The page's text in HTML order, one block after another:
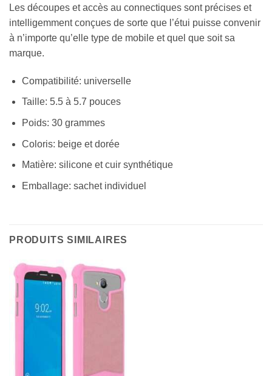
Les découpes et accès au connectiques sont précises et
intelligemment conçues de sorte que l’étui puisse convenir
à n’importe qu’elle type de mobile et quel que soit sa
marque.
Compatibilité: universelle
Taille: 5.5 à 5.7 pouces
Poids: 30 grammes
Coloris: beige et dorée
Matière: silicone et cuir synthétique
Emballage: sachet individuel
PRODUITS SIMILAIRES